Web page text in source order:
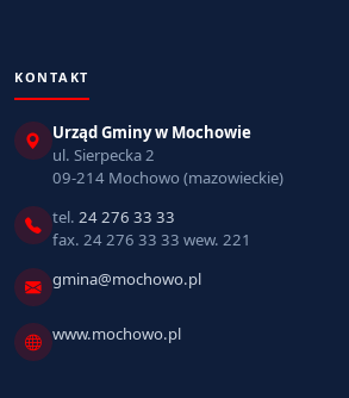
KONTAKT
Urząd Gminy w Mochowie
ul. Sierpecka 2
09-214 Mochowo (mazowieckie)
tel. 24 276 33 33
fax. 24 276 33 33 wew. 221
gmina@mochowo.pl
www.mochowo.pl